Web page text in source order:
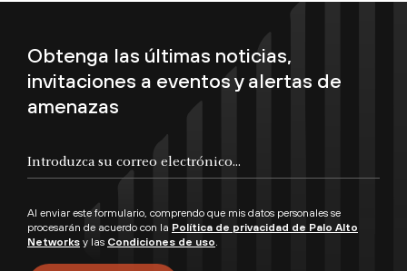
Obtenga las últimas noticias,
invitaciones a eventos y alertas de
amenazas
Al enviar este formulario, comprendo que mis datos personales se
procesarán de acuerdo con la Política de privacidad de Palo Alto
Networks y las Condiciones de uso.